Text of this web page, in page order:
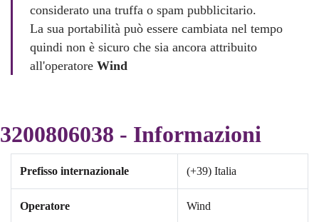
considerato una truffa o spam pubblicitario.
La sua portabilità può essere cambiata nel tempo
quindi non è sicuro che sia ancora attribuito
all'operatoreWind
3200806038 - Informazioni
Prefisso internazionale (+39) Italia
Operatore Wind